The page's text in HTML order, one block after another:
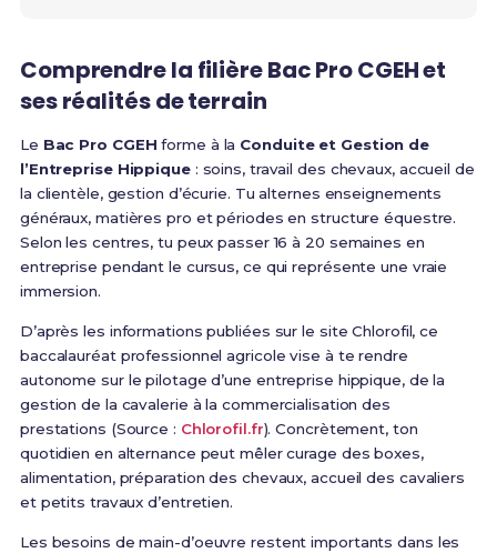
Comprendre la filière Bac Pro CGEH et
ses réalités de terrain
Le Bac Pro CGEH forme à la Conduite et Gestion de
l’Entreprise Hippique: soins, travail des chevaux, accueil de
la clientèle, gestion d’écurie. Tu alternes enseignements
généraux, matières pro et périodes en structure équestre.
Selon les centres, tu peux passer 16 à 20 semaines en
entreprise pendant le cursus, ce qui représente une vraie
immersion.
D’après les informations publiées sur le site Chlorofil, ce
baccalauréat professionnel agricole vise à te rendre
autonome sur le pilotage d’une entreprise hippique, de la
gestion de la cavalerie à la commercialisation des
prestations (Source : Chlorofil.fr). Concrètement, ton
quotidien en alternance peut mêler curage des boxes,
alimentation, préparation des chevaux, accueil des cavaliers
et petits travaux d’entretien.
Les besoins de main-d’oeuvre restent importants dans les